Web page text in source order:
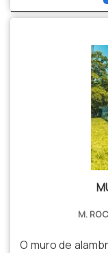
econômica para
Flexibilidade,
Visibilidade
M.
O muro de